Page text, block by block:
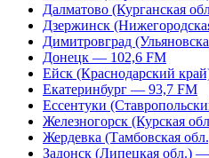
Далматово (Курганская
Дзержинск
Димитровград
Донецк — 102,6 FM
Ейск (Краснодарский
Екатеринбург — 93,7 FM
Ессентуки
Железногорск (Курская
Жердевка (Тамбовская
Задонск (Липецкая обл.)